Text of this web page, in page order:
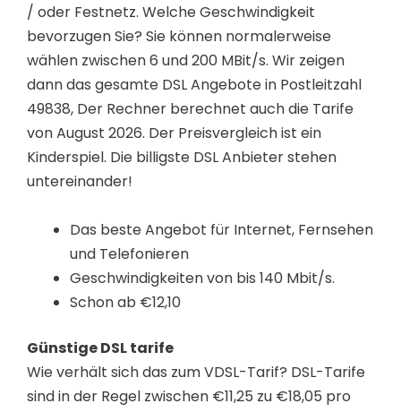
/ oder Festnetz. Welche Geschwindigkeit
bevorzugen Sie? Sie können normalerweise
wählen zwischen 6 und 200 MBit/s. Wir zeigen
dann das gesamte DSL Angebote in Postleitzahl
49838, Der Rechner berechnet auch die Tarife
von August 2026. Der Preisvergleich ist ein
Kinderspiel. Die billigste DSL Anbieter stehen
untereinander!
Das beste Angebot für Internet, Fernsehen
und Telefonieren
Geschwindigkeiten von bis 140 Mbit/s.
Schon ab €12,10
Günstige DSL tarife
Wie verhält sich das zum VDSL-Tarif? DSL-Tarife
sind in der Regel zwischen €11,25 zu €18,05 pro